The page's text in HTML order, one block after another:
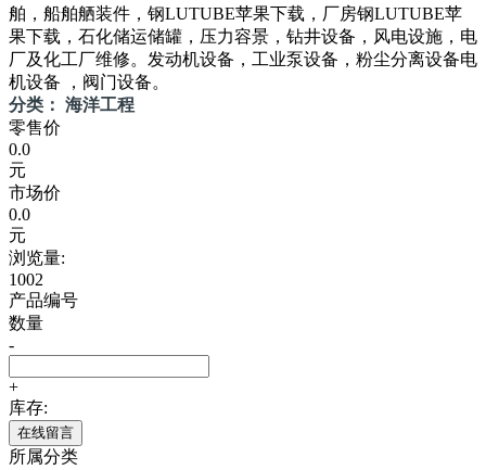
舶，船舶舾装件，钢LUTUBE苹果下载，厂房钢LUTUBE苹
果下载，石化储运储罐，压力容景，钻井设备，风电设施，电
厂及化工厂维修。发动机设备，工业泵设备，粉尘分离设备电
机设备 ，阀门设备。
分类： 海洋工程
零售价
0.0
元
市场价
0.0
元
浏览量:
1002
产品编号
数量
-
+
库存:
在线留言
所属分类